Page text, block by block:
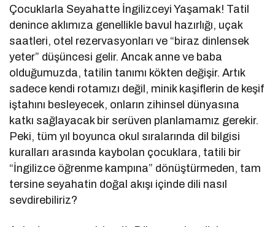
Çocuklarla Seyahatte İngilizceyi Yaşamak! Tatil
denince aklımıza genellikle bavul hazırlığı, uçak
saatleri, otel rezervasyonları ve “biraz dinlensek
yeter” düşüncesi gelir. Ancak anne ve baba
olduğumuzda, tatilin tanımı kökten değişir. Artık
sadece kendi rotamızı değil, minik kaşiflerin de keşif
iştahını besleyecek, onların zihinsel dünyasına
katkı sağlayacak bir serüven planlamamız gerekir.
Peki, tüm yıl boyunca okul sıralarında dil bilgisi
kuralları arasında kaybolan çocuklara, tatili bir
“İngilizce öğrenme kampına” dönüştürmeden, tam
tersine seyahatin doğal akışı içinde dili nasıl
sevdirebiliriz?